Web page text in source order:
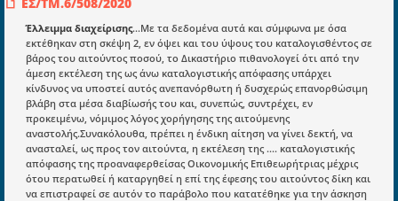
Έλλειμμα διαχείρισης...Με τα δεδομένα αυτά και σύμφωνα με όσα
εκτέθηκαν στη σκέψη 2, εν όψει και του ύψους του καταλογισθέντος σε
βάρος του αιτούντος ποσού, το Δικαστήριο πιθανολογεί ότι από την
άμεση εκτέλεση της ως άνω καταλογιστικής απόφασης υπάρχει
κίνδυνος να υποστεί αυτός ανεπανόρθωτη ή δυσχερώς επανορθώσιμη
βλάβη στα μέσα διαβίωσής του και, συνεπώς, συντρέχει, εν
προκειμένω, νόμιμος λόγος χορήγησης της αιτούμενης
αναστολής.Συνακόλουθα, πρέπει η ένδικη αίτηση να γίνει δεκτή, να
ανασταλεί, ως προς τον αιτούντα, η εκτέλεση της .... καταλογιστικής
απόφασης της προαναφερθείσας Οικονομικής Επιθεωρήτριας μέχρις
ότου περατωθεί ή καταργηθεί η επί της έφεσης του αιτούντος δίκη και
να επιστραφεί σε αυτόν το παράβολο που κατατέθηκε για την άσκηση
mydocmangr@gmail.com
Docman.gr
Ποιοί είμαστε;
Μια πολυετής εθελοντική προσπάθεια που
μετατράπηκε σε επιχειρηματική οντότητα και φιλοδοξεί να συμβάλλει
στην διάδοση της γνώσης.